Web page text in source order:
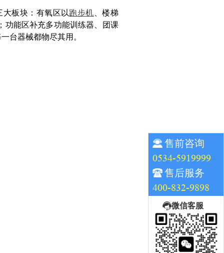
售前咨询
0534-5919999
售后服务
400-832-9898
微信客服
板块：有氧区以跑步机 、楼梯
功能区补充多功能训练器、团课
台器械都物尽其用。